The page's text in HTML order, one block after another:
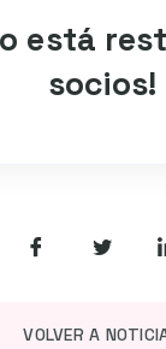
está
socios!
VOLVER A